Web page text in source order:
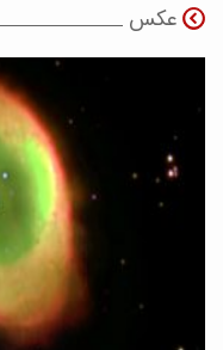
عکس